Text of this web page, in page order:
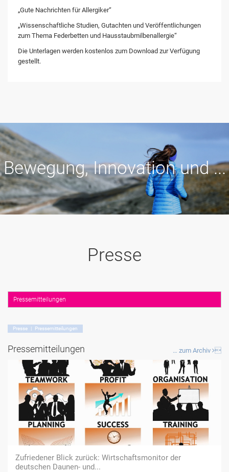
„Gute Nachrichten für Allergiker“
„Wissenschaftliche Studien, Gutachten und Veröffentlichungen
zum Thema Federbetten und Hausstaubmilbenallergie“
Die Unterlagen werden kostenlos zum Download zur Verfügung
gestellt.
Bewegung, Innovation und ...
Presse
Pressemitteilungen
Presse | Pressemitteilungen
… zum Archiv 
Pressemitteilungen
Zufriedener Blick zurück: Wirtschaftsmonitor der
deutschen Daunen- und...